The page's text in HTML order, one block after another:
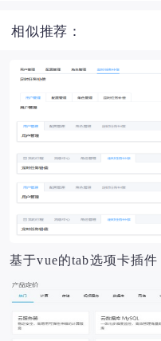
相似推荐：
基于vue的tab选项卡插件